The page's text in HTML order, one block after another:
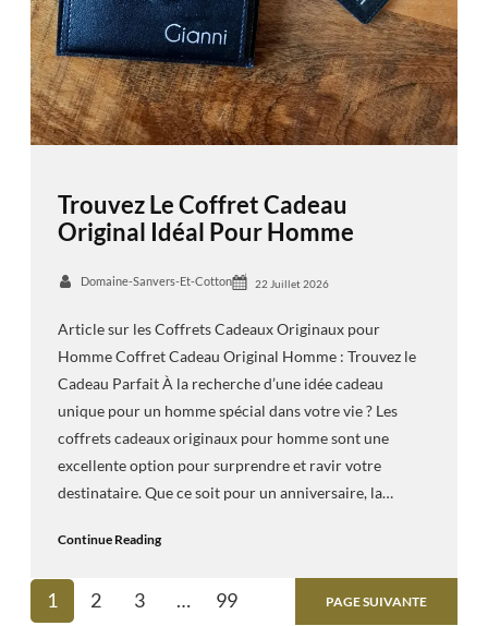
Trouvez Le Coffret Cadeau
Original Idéal Pour Homme
Domaine-Sanvers-Et-Cotton 22 Juillet 2026
Article sur les Coffrets Cadeaux Originaux pour
Homme Coffret Cadeau Original Homme : Trouvez le
Cadeau Parfait À la recherche d’une idée cadeau
unique pour un homme spécial dans votre vie ? Les
coffrets cadeaux originaux pour homme sont une
excellente option pour surprendre et ravir votre
destinataire. Que ce soit pour un anniversaire, la…
Continue Reading
1 2 3 … 99 PAGE SUIVANTE